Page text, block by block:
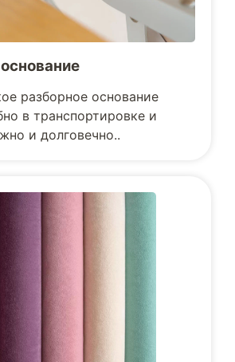
разборное основание
в транспортировке и
и долговечно..